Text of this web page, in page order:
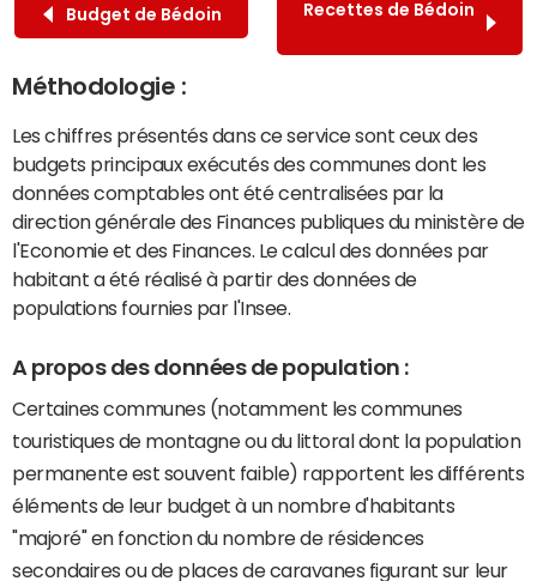
Budget de Bédoin Recettes de Bédoin
Méthodologie :
Les chiffres présentés dans ce service sont ceux des
budgets principaux exécutés des communes dont les
données comptables ont été centralisées par la
direction générale des Finances publiques du ministère de
l'Economie et des Finances. Le calcul des données par
habitant a été réalisé à partir des données de
populations fournies par l'Insee.
A propos des données de population :
Certaines communes (notamment les communes
touristiques de montagne ou du littoral dont la population
permanente est souvent faible) rapportent les différents
éléments de leur budget à un nombre d'habitants
"majoré" en fonction du nombre de résidences
secondaires ou de places de caravanes figurant sur leur